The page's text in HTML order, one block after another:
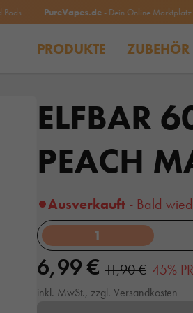
PureVapes.de- Dein Online Marktplatz für
PRODUKTE ZUBEHÖR
ELFBAR
PEACH
Ausverkauft - Bald
1
6,99 € 11,90 € 45%
inkl. MwSt., zzgl. Versandkosten